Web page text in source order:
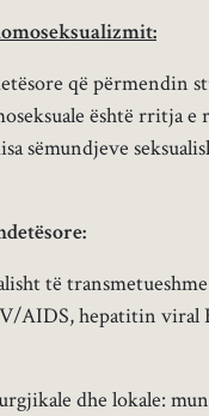
që përmendin
është rritja
sëmundjeve
të
AIDS, hepatitin viral
dhe lokale: